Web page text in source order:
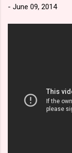
- June 09, 2014